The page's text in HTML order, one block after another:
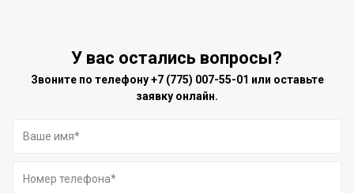
У вас остались вопросы?
Звоните по телефону+7 (775) 007-55-01 или оставьте
заявку онлайн.